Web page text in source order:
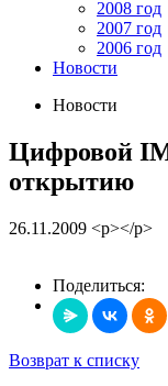
2008 год
2007 год
2006 год
Новости
Новости
Цифровой
открытию
26.11.2009 <p></p>
Поделиться:
Возврат к списку